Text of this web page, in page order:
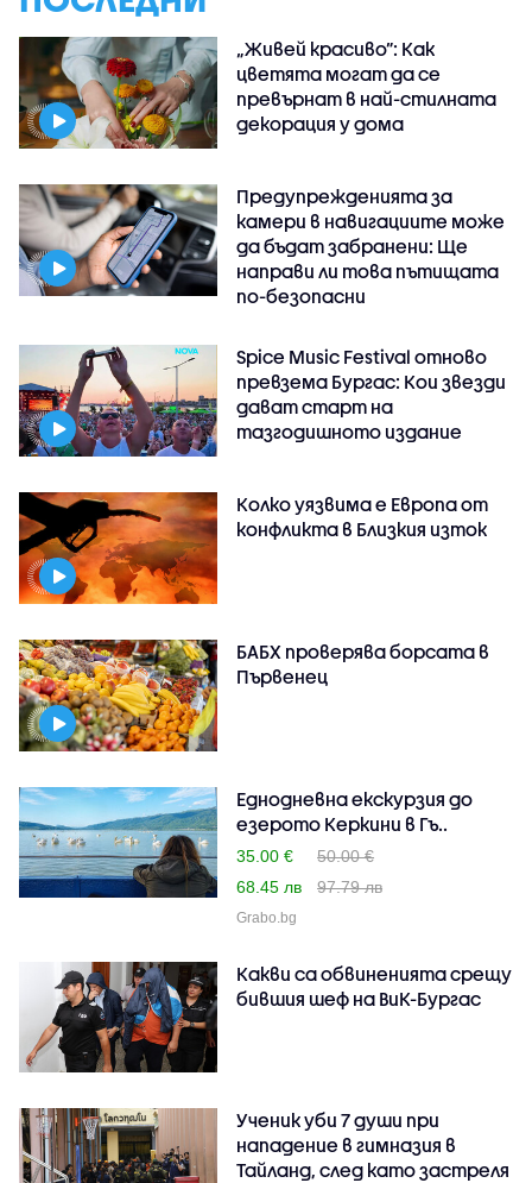
„Живей красиво”: Как
цветята могат да се
превърнат в най-стилната
декорация у дома
Предупрежденията за
камери в навигациите може
да бъдат забранени: Ще
направи ли това пътищата
по-безопасни
Spice Music Festival отново
превзема Бургас: Кои звезди
дават старт на
тазгодишното издание
Колко уязвима е Европа от
конфликта в Близкия изток
БАБХ проверява борсата в
Първенец
Еднодневна екскурзия до
езерото Керкини в Гъ..
35.00 €
50.00 €
68.45 лв
97.79 лв
Grabo.bg
Какви са обвиненията срещу
бившия шеф на ВиК-Бургас
Ученик уби 7 души при
нападение в гимназия в
Тайланд, след като застреля